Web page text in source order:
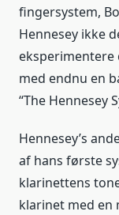
fingersystem,
Hennesey ikke
med endnu en
“The Hennesey
Hennesey’s
af hans første
klarinettens
klarinet med en